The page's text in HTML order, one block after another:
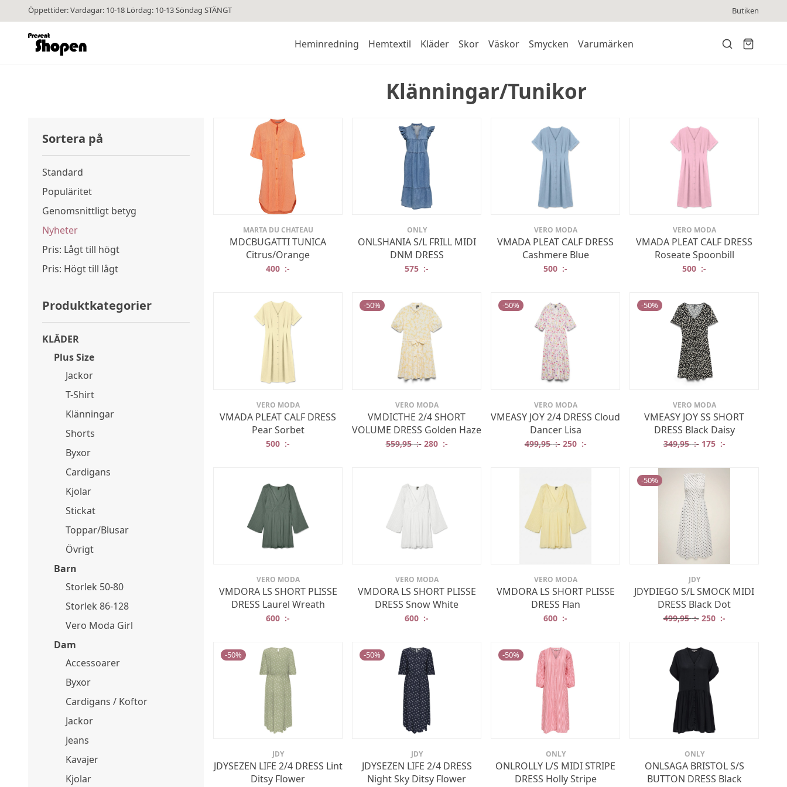
Öppettider: Vardagar: 10-18 Lördag: 10-13 Söndag STÄNGT Butiken
Heminredning Hemtextil Kläder Skor Väskor Smycken Varumärken
Klänningar/Tunikor
Sortera på
Standard
Populäritet
Genomsnittligt betyg
Nyheter
Pris: Lågt till högt
Pris: Högt till lågt
Produktkategorier
KLÄDER
Plus Size
Jackor
T-Shirt
Klänningar
Shorts
Byxor
Cardigans
Kjolar
Stickat
Toppar/Blusar
Övrigt
Barn
Storlek 50-80
Storlek 86-128
Vero Moda Girl
Dam
Accessoarer
Byxor
Cardigans / Koftor
Jackor
Jeans
Kavajer
Kjolar
MARTA DU CHATEAU
MDCBUGATTI TUNICA
Citrus/Orange
400 :-
ONLY
ONLSHANIA S/L FRILL MIDI
DNM DRESS
575 :-
VERO MODA
VMADA PLEAT CALF DRESS
Cashmere Blue
500 :-
VERO MODA
VMADA PLEAT CALF DRESS
Roseate Spoonbill
500 :-
VERO MODA
VMADA PLEAT CALF DRESS
Pear Sorbet
500 :-
-50%
VERO MODA
VMDICTHE 2/4 SHORT
VOLUME DRESS Golden Haze
559,95:- Det ursprungliga priset var: 559,95 :-.
280 :-Det nuvarande priset är: 280 :-.
-50%
VERO MODA
VMEASY JOY 2/4 DRESS Cloud
Dancer Lisa
499,95:- Det ursprungliga priset var: 499,95 :-.
250 :-Det nuvarande priset är: 250 :-.
-50%
VERO MODA
VMEASY JOY SS SHORT
DRESS Black Daisy
349,95:- Det ursprungliga
175 :-Det
VERO MODA
VMDORA LS SHORT PLISSE
DRESS Laurel Wreath
600 :-
VERO MODA
VMDORA LS SHORT PLISSE
DRESS Snow White
600 :-
VERO MODA
VMDORA LS SHORT PLISSE
DRESS Flan
600 :-
-50%
JDY
JDYDIEGO S/L SMOCK MIDI
DRESS Black Dot
499,95:- Det ursprungliga
250 :-Det
-50%
JDY
JDYSEZEN LIFE 2/4 DRESS Lint
Ditsy Flower
-50%
JDY
JDYSEZEN LIFE 2/4 DRESS
Night Sky Ditsy Flower
-50%
ONLY
ONLROLLY L/S MIDI STRIPE
DRESS Holly Stripe
ONLY
ONLSAGA BRISTOL S/S
BUTTON DRESS Black